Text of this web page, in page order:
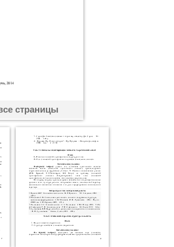
страницы